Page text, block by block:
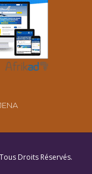
Droits Réservés.